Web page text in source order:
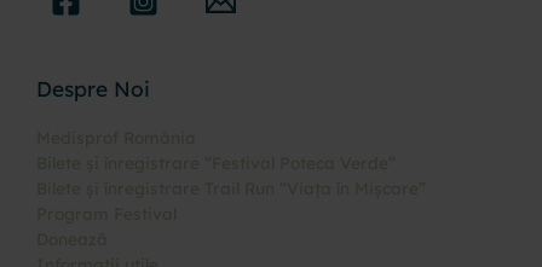
Despre Noi